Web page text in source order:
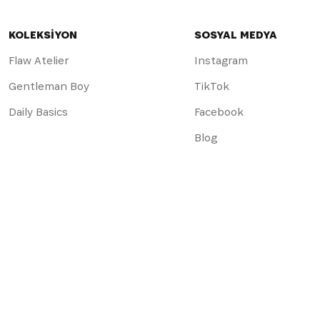
KOLEKSİYON
Flaw Atelier
Gentleman Boy
Daily Basics
SOSYAL MEDYA
Instagram
TikTok
Facebook
Blog